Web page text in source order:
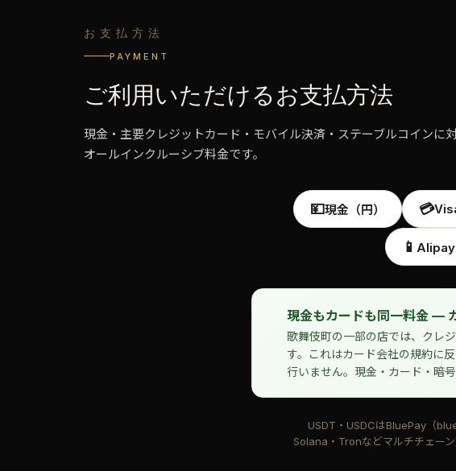
お支払方法
PAYMENT
ご利用いただけるお支払方法
現金・主要クレジットカード・モバイル決済・ステーブルコインに
オールインクルーシブ料金です。
💴現金（円） 💳
📱 Alipay
現金もカードも同一料金 —
歌舞伎町の一部の店では、クレ
す。これはカード会社の規約に
行いません。現金・カード・暗
USDT・USDCはBluePay（
Solana・Tronなどマルチチェー